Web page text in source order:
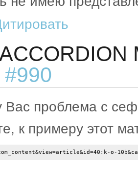
#990
Вас проблема с
к примеру этот
o-